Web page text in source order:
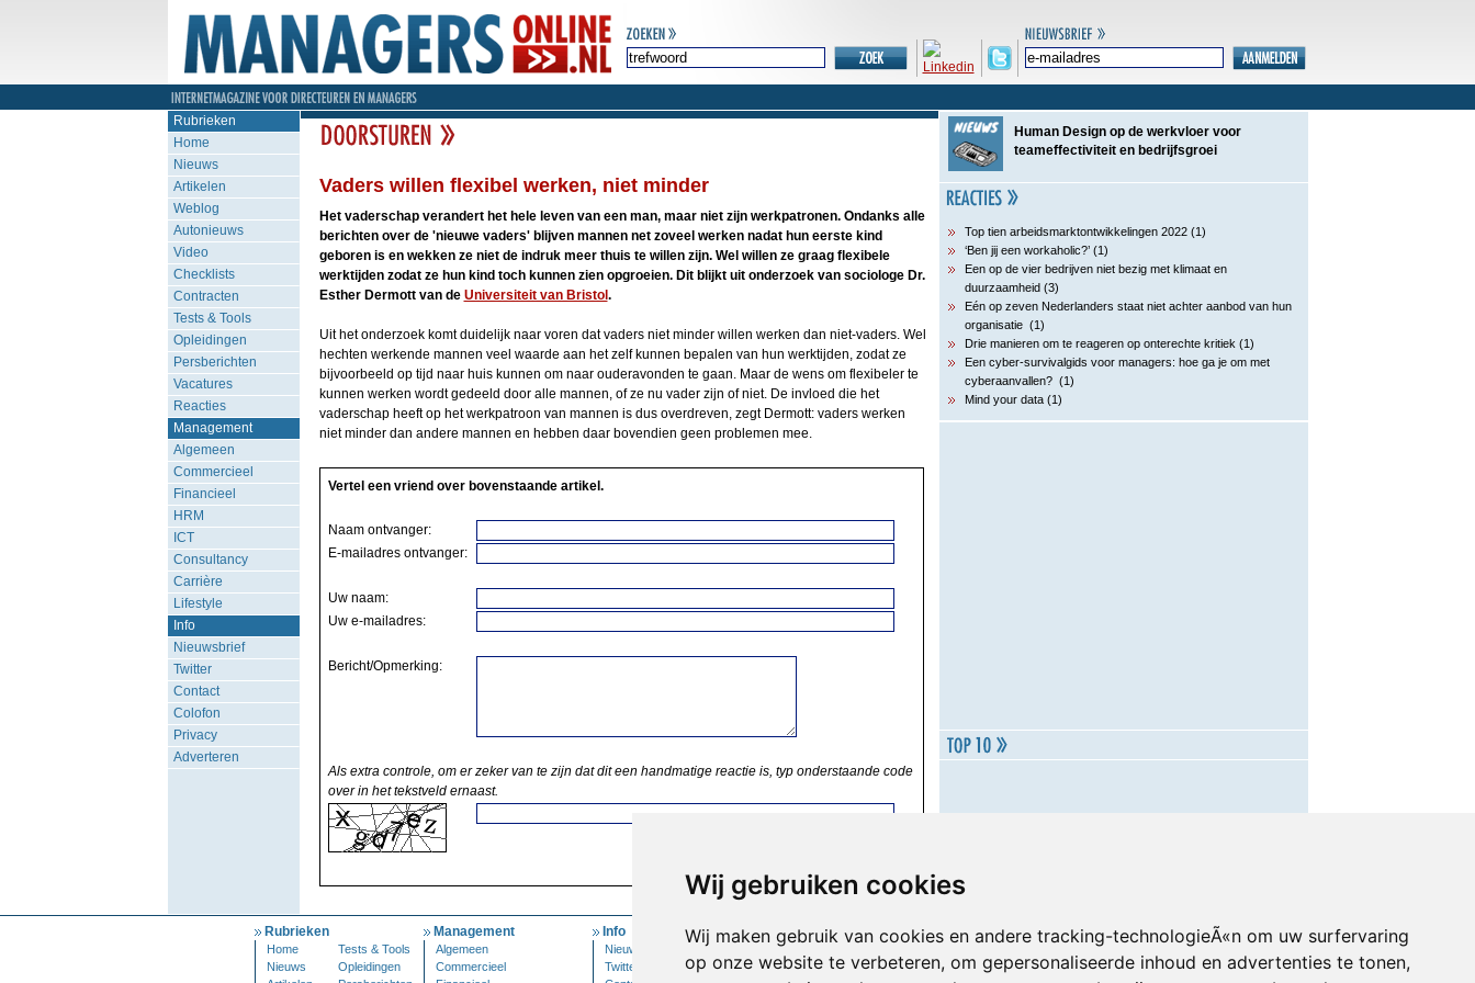
Wij gebruiken cookies
Wij maken gebruik van cookies en andere tracking-technologieÃ«n om uw surfervaring
op onze website te verbeteren, om gepersonaliseerde inhoud en advertenties te tonen,
Rubrieken
Home
Nieuws
Artikelen
Weblog
Autonieuws
Video
Checklists
Contracten
Tests & Tools
Opleidingen
Persberichten
Vacatures
Reacties
Management
Algemeen
Commercieel
Financieel
HRM
ICT
Consultancy
Carrière
Lifestyle
Info
Nieuwsbrief
Twitter
Contact
Colofon
Privacy
Adverteren
Vaders willen flexibel werken, niet minder
Het vaderschap verandert het hele leven van een man, maar niet zijn werkpatronen. Ondanks alle
berichten over de 'nieuwe vaders' blijven mannen net zoveel werken nadat hun eerste kind
geboren is en wekken ze niet de indruk meer thuis te willen zijn. Wel willen ze graag flexibele
werktijden zodat ze hun kind toch kunnen zien opgroeien. Dit blijkt uit onderzoek van sociologe Dr.
Esther Dermott van de Universiteit van Bristol .
Uit het onderzoek komt duidelijk naar voren dat vaders niet minder willen werken dan niet-vaders. Wel
hechten werkende mannen veel waarde aan het zelf kunnen bepalen van hun werktijden, zodat ze
bijvoorbeeld op tijd naar huis kunnen om naar ouderavonden te gaan. Maar de wens om flexibeler te
kunnen werken wordt gedeeld door alle mannen, of ze nu vader zijn of niet. De invloed die het
vaderschap heeft op het werkpatroon van mannen is dus overdreven, zegt Dermott: vaders werken
niet minder dan andere mannen en hebben daar bovendien geen problemen mee.
Vertel een vriend over bovenstaande artikel.
Naam ontvanger:
E-mailadres ontvanger:
Uw naam:
Uw e-mailadres:
Bericht/Opmerking:
Als extra controle, om er zeker van te zijn dat dit een handmatige reactie is, typ onderstaande code
over in het tekstveld ernaast.
Human Design op de werkvloer voor
teameffectiviteit en bedrijfsgroei
Top tien arbeidsmarktontwikkelingen 2022 (1)
‘Ben jij een workaholic?’ (1)
Een op de vier bedrijven niet bezig met klimaat en
duurzaamheid (3)
Eén op zeven Nederlanders staat niet achter aanbod van hun
organisatie (1)
Drie manieren om te reageren op onterechte kritiek (1)
Een cyber-survivalgids voor managers: hoe ga je om met
cyberaanvallen? (1)
Mind your data (1)
Rubrieken
Home
Tests & Tools
Nieuws
Opleidingen
Management
Algemeen
Commercieel
Info
Nieuwsbrief
Twitter
Mijn Account
Inloggen